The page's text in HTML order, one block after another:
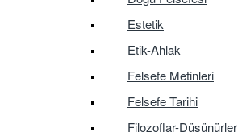
Estetik
Etik-Ahlak
Felsefe Metinleri
Felsefe Tarihi
Filozoflar-Düşünürler